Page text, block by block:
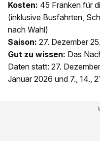
Kosten: 45 Franken für
(inklusive Busfahrten,
nach Wahl)
Saison: 27. Dezember
Gut zu wissen: Das
Daten statt: 27.
Januar 2026 und 7., 14.,